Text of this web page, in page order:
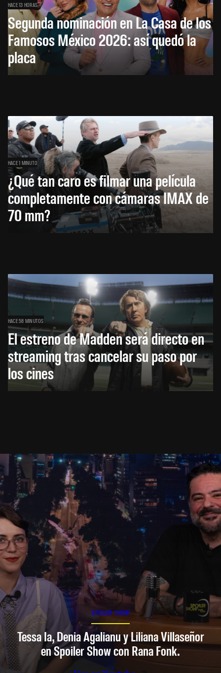
HACE 13 HORAS
Segunda nominación en La Casa de los
Famosos México 2026: así quedó la
placa
HACE 1 MINUTO
¿Qué tan caro es filmar una película
completamente con cámaras IMAX de
70 mm?
HACE 58 MINUTOS
El estreno de Madden será directo en
streaming tras cancelar su paso por
los cines
SPOILER SHOW
Tessa Ia, Denia Agalianu y Liliana Villaseñor
en Spoiler Show con Rana Fonk.